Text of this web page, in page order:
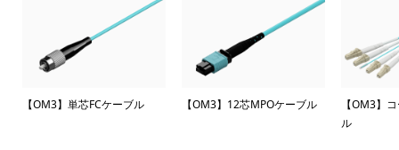
単芯FCケーブル 【OM3】12芯MPOケーブル
【OM3】コード集合